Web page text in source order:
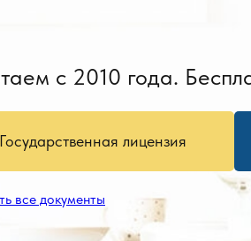
с 2010 года.
Государственная лицензия
все документы